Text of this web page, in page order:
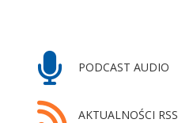
PODCAST AUDIO
AKTUALNOŚCI RSS